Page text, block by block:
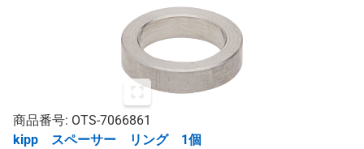
商品番号: OTS-7066861
kipp スペーサー リング 1個